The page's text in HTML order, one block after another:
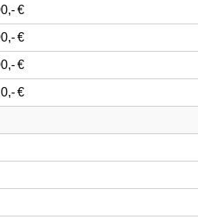
€
€
€
€